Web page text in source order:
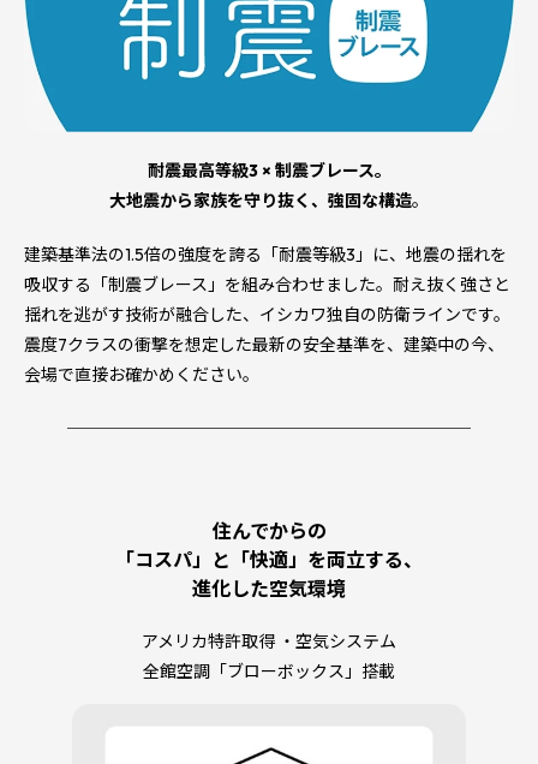
耐震最高等級3 × 制震ブレース。
大地震から家族を守り抜く、強固な構造。
建築基準法の1.5倍の強度を誇る「耐震等級3」に、地震の揺れを
吸収する「制震ブレース」を組み合わせました。耐え抜く強さと
揺れを逃がす技術が融合した、イシカワ独自の防衛ラインです。
震度7クラスの衝撃を想定した最新の安全基準を、建築中の今、
会場で直接お確かめください。
────────────────────────
住んでからの
「コスパ」と「快適」を両立する、
進化した空気環境
アメリカ特許取得 ・空気システム
全館空調「ブローボックス」搭載